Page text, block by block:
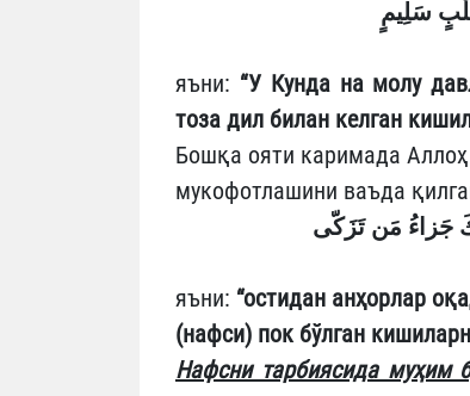
سَلِيمٍ
яъни: “У Кунда на молу
тоза дил билан келган
Бошқа ояти каримада
мукофотлашини ваъда
جَزاءُ مَن تَزَكّى
яъни: “остидан анҳорлар
(нафси) пок бўлган
Нафсни тарбиясида муҳим